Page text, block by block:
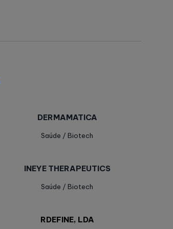
DERMAMATICA
Saúde / Biotech
INEYE THERAPEUTICS
Saúde / Biotech
RDEFINE, LDA